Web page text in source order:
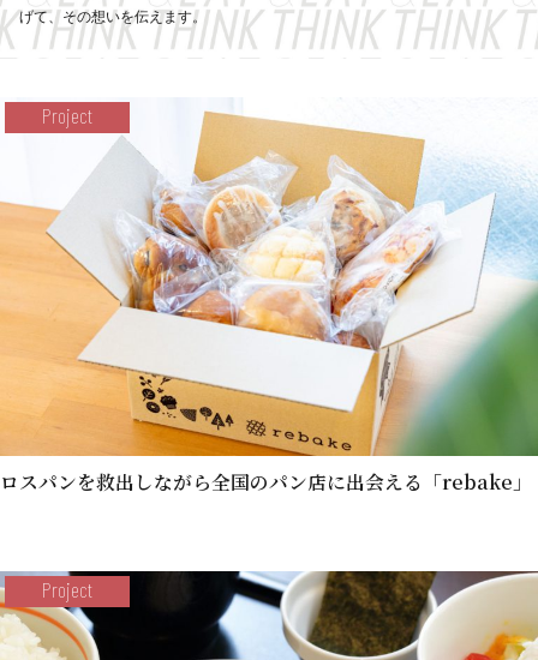
げて、その想いを伝えます。
Project
ロスパンを救出しながら全国のパン店に出会える「rebake」
Project